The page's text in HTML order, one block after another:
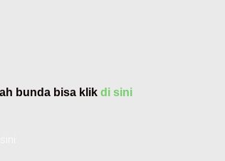
bunda bisa klik di sini